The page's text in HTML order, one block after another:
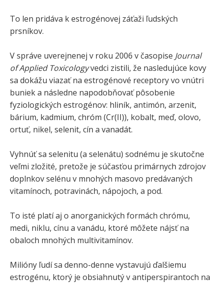
To len pridáva k estrogénovej záťaži ľudských
prsníkov.
V správe uverejnenej v roku 2006 v časopise Journal
of Applied Toxicologyvedci zistili, že nasledujúce kovy
sa dokážu viazať na estrogénové receptory vo vnútri
buniek a následne napodobňovať pôsobenie
fyziologických estrogénov: hliník, antimón, arzenit,
bárium, kadmium, chróm (Cr(II)), kobalt, meď, olovo,
ortuť, nikel, selenit, cín a vanadát.
Vyhnúť sa selenitu (a selenátu) sodnému je skutočne
veľmi zložité, pretože je súčasťou primárnych zdrojov
doplnkov selénu v mnohých masovo predávaných
vitamínoch, potravinách, nápojoch, a pod.
To isté platí aj o anorganických formách chrómu,
medi, niklu, cínu a vanádu, ktoré môžete nájsť na
obaloch mnohých multivitamínov.
Milióny ľudí sa denno-denne vystavujú ďalšiemu
estrogénu, ktorý je obsiahnutý v antiperspirantoch na